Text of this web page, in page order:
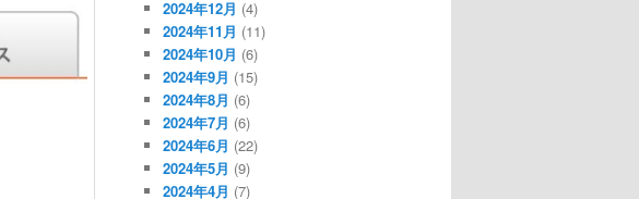
2024年12月 (4)
2024年11月 (11)
2024年10月 (6)
2024年9月 (15)
2024年8月 (6)
2024年7月 (6)
2024年6月 (22)
2024年5月 (9)
2024年4月 (7)